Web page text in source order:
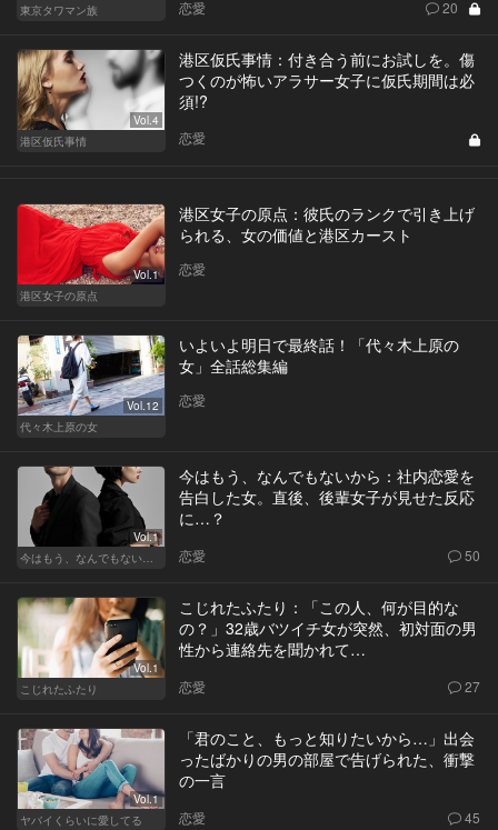
東京タワマン族
恋愛 20
Vol.4
港区仮氏事情
港区仮氏事情：付き合う前にお試しを。傷
つくのが怖いアラサー女子に仮氏期間は必
須!?
恋愛
Vol.1
港区女子の原点
港区女子の原点：彼氏のランクで引き上げ
られる、女の価値と港区カースト
恋愛
Vol.12
代々木上原の女
いよいよ明日で最終話！「代々木上原の
女」全話総集編
恋愛
Vol.1
今はもう、なんでもないから
今はもう、なんでもないから：社内恋愛を
告白した女。直後、後輩女子が見せた反応
に…？
恋愛 50
Vol.1
こじれたふたり
こじれたふたり：「この人、何が目的な
の？」32歳バツイチ女が突然、初対面の男
性から連絡先を聞かれて…
恋愛 27
Vol.1
ヤバイくらいに愛してる
「君のこと、もっと知りたいから…」出会
ったばかりの男の部屋で告げられた、衝撃
の一言
恋愛 45